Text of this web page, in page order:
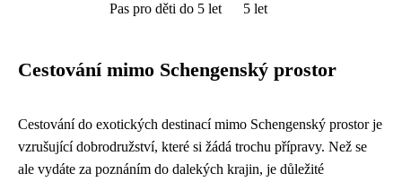
Pas pro děti do 5 let 5 let
Cestování mimo Schengenský prostor
Cestování do exotických destinací mimo Schengenský prostor je
vzrušující dobrodružství, které si žádá trochu přípravy. Než se
ale vydáte za poznáním do dalekých krajin, je důležité